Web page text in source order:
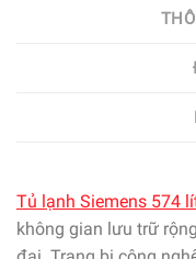
Tủ lạnh Siemens 574
không gian lưu trữ